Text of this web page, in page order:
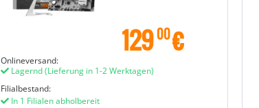
12900€
Onlineversand:
Lagernd(Lieferung in 1-2 Werktagen)
Filialbestand:
In 1 Filialen abholbereit